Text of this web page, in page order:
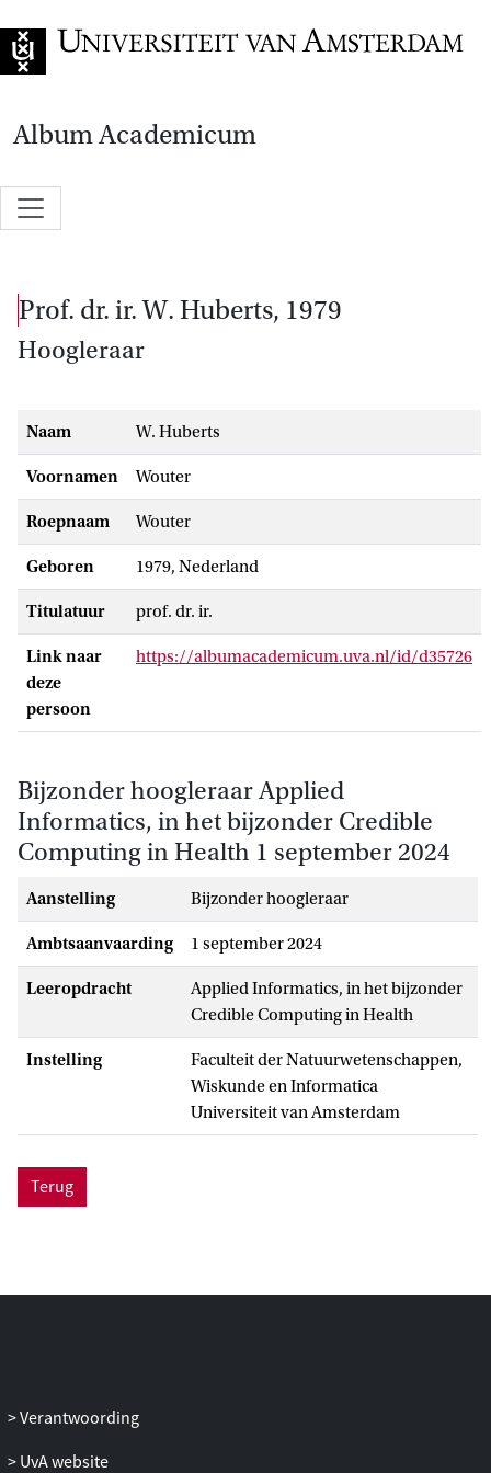
Album Academicum
prof. dr. ir. W. Huberts, 1979
Hoogleraar
Naam W. Huberts
Voornamen Wouter
Roepnaam Wouter
Geboren 1979, Nederland
Titulatuur prof. dr. ir.
Link naar
deze
persoon
https://albumacademicum.uva.nl/id/d35726
Bijzonder hoogleraar Applied
Informatics, in het bijzonder Credible
Computing in Health 1 september 2024
Aanstelling bijzonder hoogleraar
Ambtsaanvaarding 1 september 2024
Leeropdracht
Applied Informatics, in het bijzonder
Credible Computing in Health
Instelling
Faculteit der Natuurwetenschappen,
Wiskunde en Informatica
Universiteit van Amsterdam
Terug
Verantwoording
UvA website